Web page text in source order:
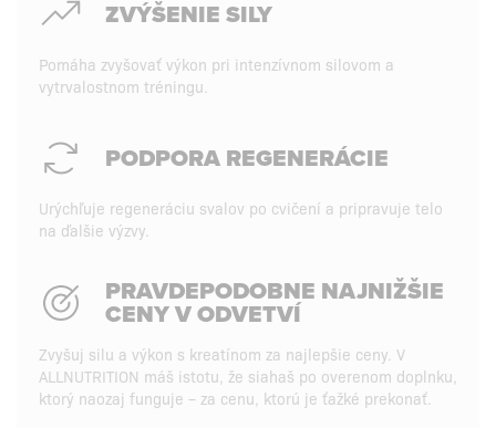
ZVÝŠENIE SILY
Pomáha zvyšovať výkon pri intenzívnom silovom a
vytrvalostnom tréningu.
PODPORA REGENERÁCIE
Urýchľuje regeneráciu svalov po cvičení a pripravuje telo
na ďalšie výzvy.
PRAVDEPODOBNE NAJNIŽŠIE
CENY V ODVETVÍ
Zvyšuj silu a výkon s kreatínom za najlepšie ceny. V
ALLNUTRITION máš istotu, že siahaš po overenom doplnku,
ktorý naozaj funguje – za cenu, ktorú je ťažké prekonať.